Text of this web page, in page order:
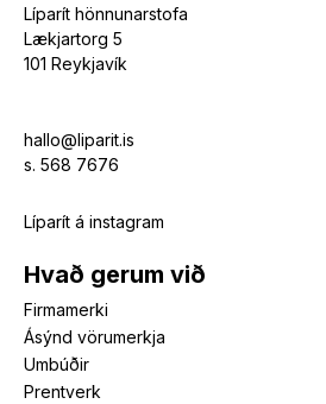
Líparít hönnunarstofa
Lækjartorg 5
101 Reykjavík
hallo@liparit.is
s. 568 7676
Líparít á instagram
Hvað gerum við
Firmamerki
Ásýnd vörumerkja
Umbúðir
Prentverk